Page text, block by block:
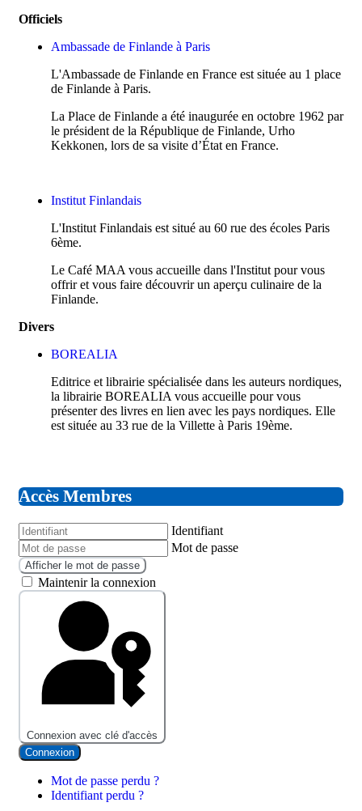
Officiels
Ambassade de Finlande à Paris
L'Ambassade de Finlande en France est située au 1 place
de Finlande à Paris.
La Place de Finlande a été inaugurée en octobre 1962 par
le président de la République de Finlande, Urho
Kekkonen, lors de sa visite d’État en France.
Institut Finlandais
L'Institut Finlandais est situé au 60 rue des écoles Paris
6ème.
Le Café MAA vous accueille dans l'Institut pour vous
offrir et vous faire découvrir un aperçu culinaire de la
Finlande.
Divers
BOREALIA
Editrice et librairie spécialisée dans les auteurs nordiques,
la librairie BOREALIA vous accueille pour vous
présenter des livres en lien avec les pays nordiques. Elle
est située au 33 rue de la Villette à Paris 19ème.
Accès Membres
Identifiant
Mot de passe
Afficher le mot de passe
Maintenir la connexion
Connexion avec clé d'accès
Connexion
Mot de passe perdu ?
Identifiant perdu ?